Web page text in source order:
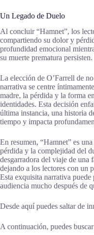
Un Legado de Duelo
Al concluir “Hamnet”, los
compartiendo su dolor y
profundidad emocional
su muerte prematura persisten.
La elección de O’Farrell de
narrativa se centre
madre, la pérdida y la forma
identidades. Esta decisión
última instancia, una historia
tiempo y impacta
En resumen, “Hamnet” es
pérdida y la complejidad del
desgarradora del viaje de una
dejando a los lectores con un
Esta exquisita narrativa puede
audiencia mucho después de
Desde aquí puedes saltar de
A continuación, puedes